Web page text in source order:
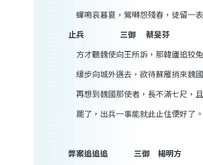
蟬鳴哀暮夏，鶯囀怨殘春 ，徒留一
止兵
三御
蔡旻芬
方才聽魏使向王所訴，那韓廬追狡
緩步向城外邁去，欲待蘇雁捎來魏
再想到魏國那使者，長不滿七尺，
罷了，出兵一事能就此止住便好了。
弊案追追追 三御
楊明方